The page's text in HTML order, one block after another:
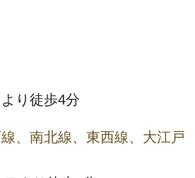
り徒歩4分
、南北線、東西線、大江戸